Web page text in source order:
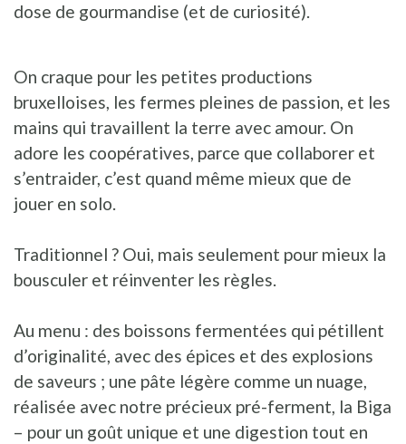
dose de gourmandise (et de curiosité).
On craque pour les petites productions
bruxelloises, les fermes pleines de passion, et les
mains qui travaillent la terre avec amour. On
adore les coopératives, parce que collaborer et
s’entraider, c’est quand même mieux que de
jouer en solo.
Traditionnel ? Oui, mais seulement pour mieux la
bousculer et réinventer les règles.
Au menu : des boissons fermentées qui pétillent
d’originalité, avec des épices et des explosions
de saveurs ; une pâte légère comme un nuage,
réalisée avec notre précieux pré-ferment, la Biga
– pour un goût unique et une digestion tout en